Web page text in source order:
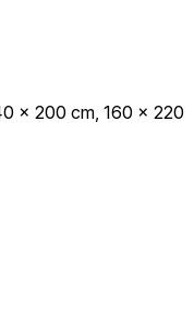
x 200 cm, 160 x 220